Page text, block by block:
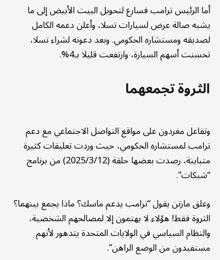
أما الرئيس ترامب فسارع لتحويل البيت الأبيض إلى ما
يشبه صالة عرض لسيارات تسلا، وأعلن دعمه الكامل
لصديقه ومستشاره الحكومي. وبعد دعوته لشراء تسلا،
تحسنت أسهم السيارة، وارتفعت قليلا بـ4%.
الثروة تجمعهما
وتفاعل مغردون على مواقع التواصل الاجتماعي مع دعم
ترامب لمستشاره الحكومي، حيث وردت تعليقات كثيرة
متباينة، رصدت بعضها حلقة (2025/3/12) من برنامج
“شبكات”.
وعلق مارتن يقول “ترامب يدعم ماسك؟ ماذا يجمع بينهما؟
الثروة فقط! هؤلاء لا يهتمون إلا لمصالحهم الشخصية،
والنظام السياسي في الولايات المتحدة يتدهور لأنهم
مستفيدون من الوضع الراهن”.